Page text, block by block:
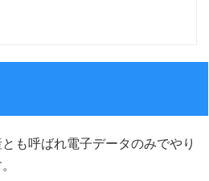
も呼ばれ電子データのみでやり